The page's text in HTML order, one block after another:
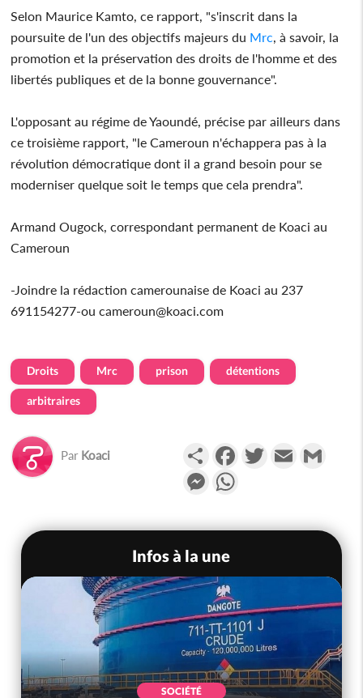
Selon Maurice Kamto, ce rapport, "s'inscrit dans la
poursuite de l'un des objectifs majeurs du Mrc, à savoir, la
promotion et la préservation des droits de l'homme et des
libertés publiques et de la bonne gouvernance".
L'opposant au régime de Yaoundé, précise par ailleurs dans
ce troisième rapport, "le Cameroun n'échappera pas à la
révolution démocratique dont il a grand besoin pour se
moderniser quelque soit le temps que cela prendra".
Armand Ougock, correspondant permanent de Koaci au
Cameroun
-Joindre la rédaction camerounaise de Koaci au 237
691154277-ou cameroun@koaci.com
Droits Mrc prison détentions
arbitraires
Par Koaci PartagerFacebookTwitterEmail
Messenger
Infos à la une
SOCIÉTÉ